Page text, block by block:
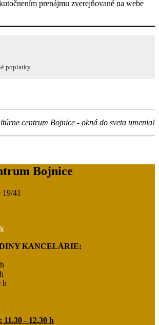
prenájmu zverejňované na webe
poplatky
centrum Bojnice - okná do sveta umenia!
Bojnice
41
KANCELÁRIE:
h
- 12.30 h